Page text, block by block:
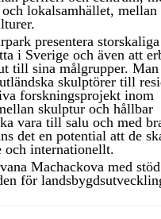
lokalsamhället, mellan
presentera
i Sverige och även att
till sina målgrupper.
skulptörer till
forskningsprojekt inom
skulptur och hållbar
vara till salu och med
det en potential att de
och internationellt.
Machackova med
för